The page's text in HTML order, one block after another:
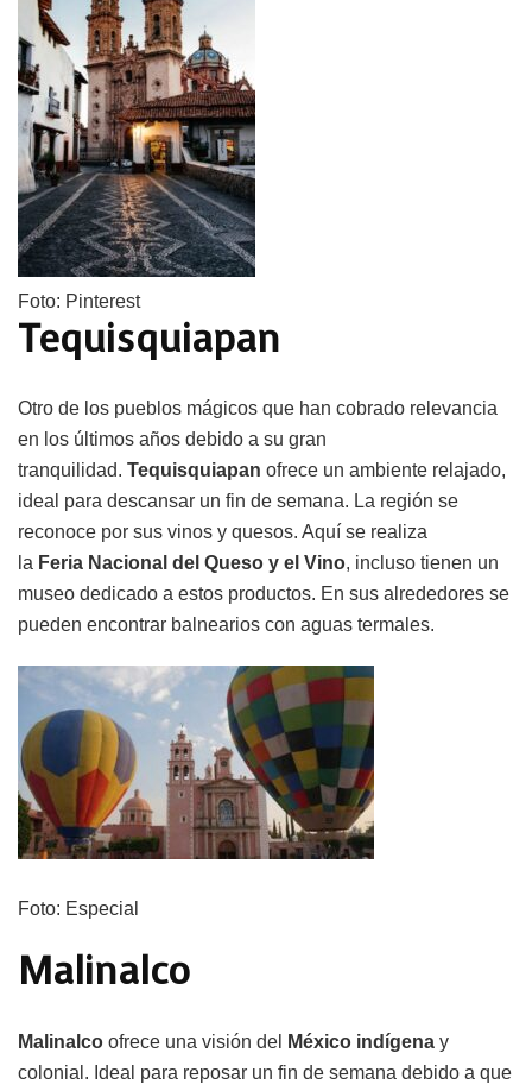
Foto: Pinterest
Tequisquiapan
Otro de los pueblos mágicos que han cobrado relevancia
en los últimos años debido a su gran
tranquilidad. Tequisquiapan ofrece un ambiente relajado,
ideal para descansar un fin de semana. La región se
reconoce por sus vinos y quesos. Aquí se realiza
la Feria Nacional del Queso y el Vino, incluso tienen un
museo dedicado a estos productos. En sus alrededores se
pueden encontrar balnearios con aguas termales.
Foto: Especial
Malinalco
Malinalco ofrece una visión del México indígena y
colonial. Ideal para reposar un fin de semana debido a que